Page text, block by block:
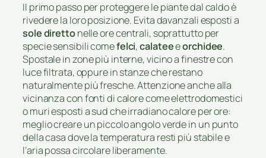
Il primo passo per proteggere le piante dal caldo è
rivedere la loro posizione. Evita davanzali esposti a
sole direttonelle ore centrali, soprattutto per
specie sensibili comefelci,calateeeorchidee.
Spostale in zone più interne, vicino a finestre con
luce filtrata, oppure in stanze che restano
naturalmente più fresche. Attenzione anche alla
vicinanza con fonti di calore come elettrodomestici
o muri esposti a sud che irradiano calore per ore:
meglio creare un piccolo angolo verde in un punto
della casa dove la temperatura resti più stabile e
l’aria possa circolare liberamente.